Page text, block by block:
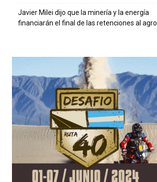
Javier Milei dijo que la minería y la energía
financiarán el final de las retenciones al agro